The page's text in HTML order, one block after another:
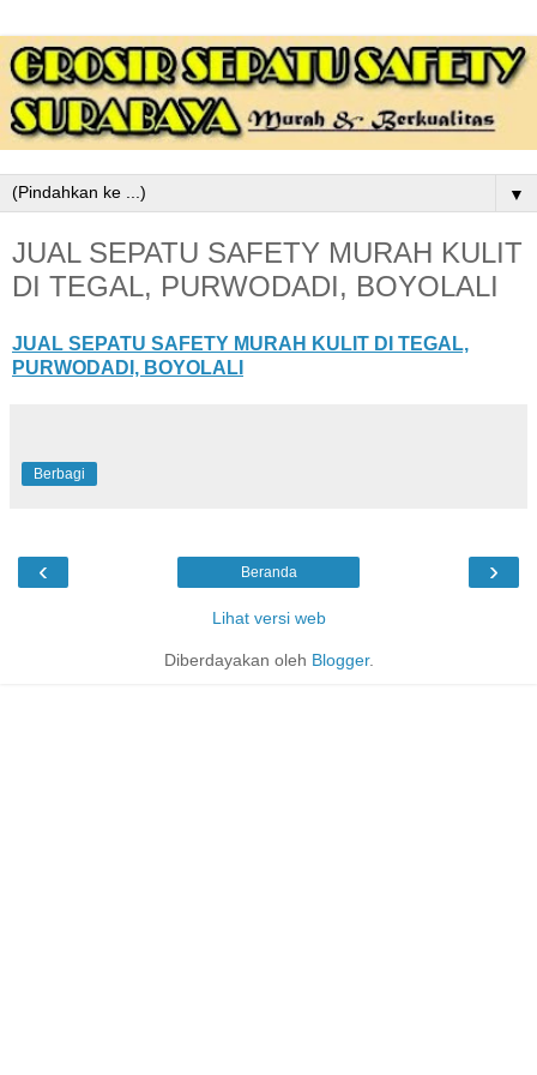
▼
JUAL SEPATU SAFETY MURAH KULIT
DI TEGAL, PURWODADI, BOYOLALI
JUAL SEPATU SAFETY MURAH KULIT DI TEGAL,
PURWODADI, BOYOLALI
Berbagi
‹ ›
Beranda
Lihat versi web
Diberdayakan oleh Blogger.